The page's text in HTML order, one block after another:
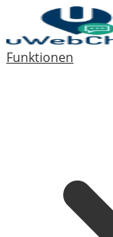
Funktionen